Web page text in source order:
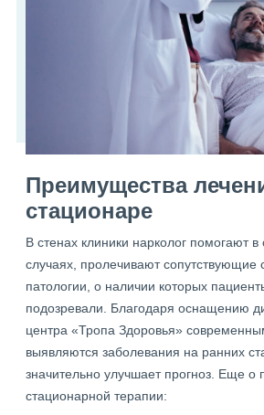
Преимущества
стационаре
В стенах клиники нарколог помогают
случаях, пролечивают сопутствующие
патологии, о наличии которых
подозревали. Благодаря оснащению
центра «Тропа Здоровья»
выявляются заболевания на ранних
значительно улучшает прогноз. Еще о
стационарной терапии: